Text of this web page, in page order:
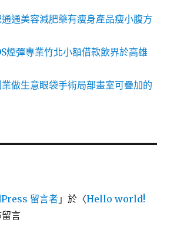
通美容減肥藥有瘦身產品瘦小腹方
煙彈專業竹北小額借款飲界於高雄
做生意眼袋手術局部畫室可疊加的
留言者 」於〈Hello world!
言